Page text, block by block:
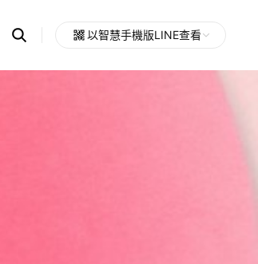
Search
OpenChats
messages
search
以智慧手機版LINE查看